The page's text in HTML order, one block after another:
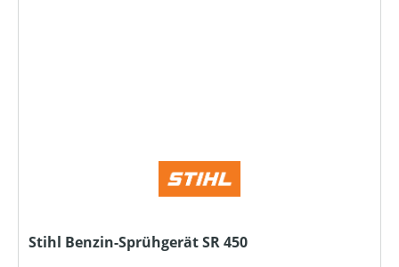
Stihl Benzin-Sprühgerät SR 450